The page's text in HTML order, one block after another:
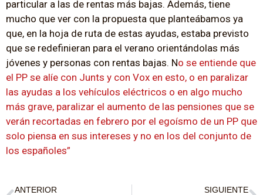
particular a las de rentas más bajas. Además, tiene
mucho que ver con la propuesta que planteábamos ya
que, en la hoja de ruta de estas ayudas, estaba previsto
que se redefinieran para el verano orientándolas más
jóvenes y personas con rentas bajas. No se entiende que
el PP se alíe con Junts y con Vox en esto, o en paralizar
las ayudas a los vehículos eléctricos o en algo mucho
más grave, paralizar el aumento de las pensiones que se
verán recortadas en febrero por el egoísmo de un PP que
solo piensa en sus intereses y no en los del conjunto de
los españoles”
ANTERIOR
SIGUIENTE